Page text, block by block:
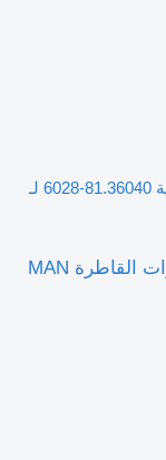
مضخة هيدروليكية 81.36040-6028 لـ
مضخة هيدروليكية 81.36040-6028 لـ السيارات القاطرة MAN